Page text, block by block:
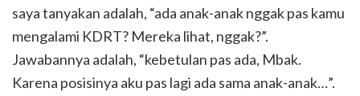
saya tanyakan adalah, “ada anak-anak nggak pas kamu
mengalami KDRT? Mereka lihat, nggak?”.
Jawabannya adalah, “kebetulan pas ada, Mbak.
Karena posisinya aku pas lagi ada sama anak-anak…”.